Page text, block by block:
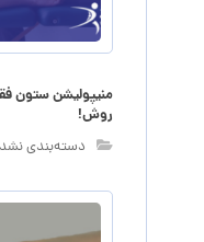
منیپولیشن ستون
روش!
دسته‌بندی